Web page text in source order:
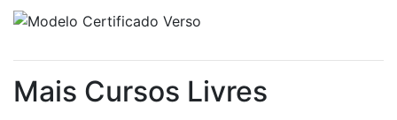
Mais Cursos Livres